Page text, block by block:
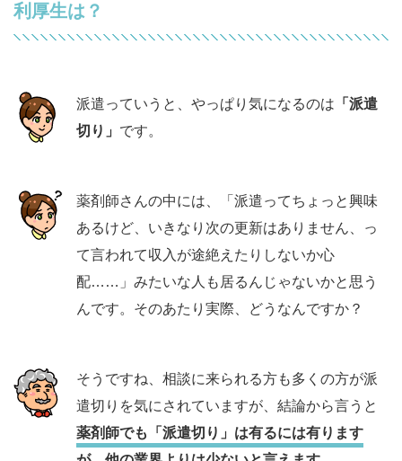
利厚生は？
派遣っていうと、やっぱり気になるのは 「派遣
切り」 です。
薬剤師さんの中には、「派遣ってちょっと興味
あるけど、いきなり次の更新はありません、っ
て言われて収入が途絶えたりしないか心
配……」みたいな人も居るんじゃないかと思う
んです。そのあたり実際、どうなんですか？
そうですね、相談に来られる方も多くの方が派
遣切りを気にされていますが、結論から言うと
薬剤師でも「派遣切り」は有るには有ります